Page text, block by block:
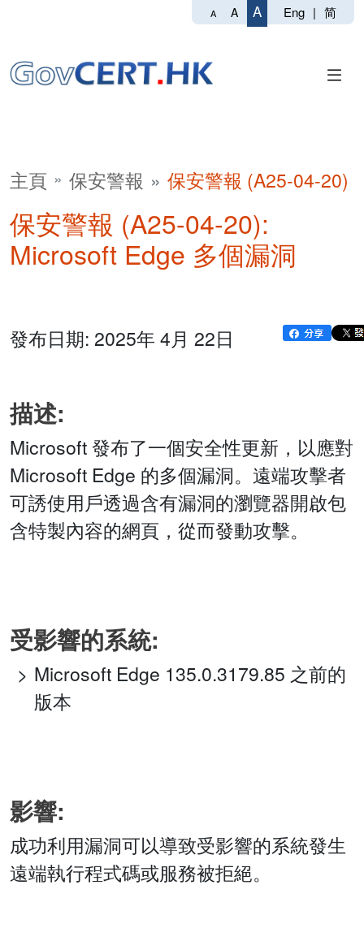
A A A Eng | 简
主頁 保安警報 保安警報 (A25-04-20)
保安警報 (A25-04-20):
Microsoft Edge 多個漏洞
發布日期: 2025年 4月 22日
描述:
Microsoft 發布了一個安全性更新，以應對
Microsoft Edge 的多個漏洞。遠端攻擊者
可誘使用戶透過含有漏洞的瀏覽器開啟包
含特製內容的網頁，從而發動攻擊。
受影響的系統:
Microsoft Edge 135.0.3179.85 之前的
版本
影響:
成功利用漏洞可以導致受影響的系統發生
遠端執行程式碼或服務被拒絕。